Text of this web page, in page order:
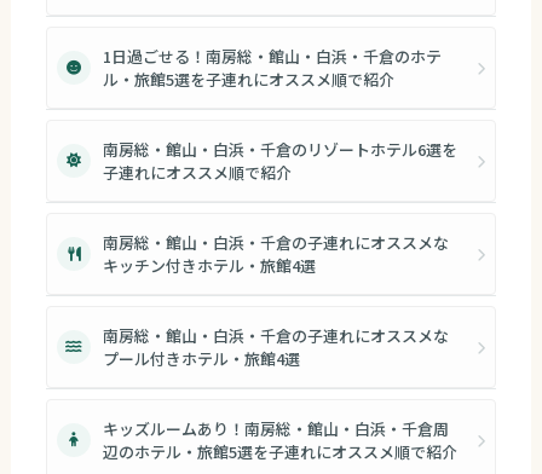
1日過ごせる！南房総・館山・白浜・千倉のホテ
ル・旅館5選を子連れにオススメ順で紹介
南房総・館山・白浜・千倉のリゾートホテル6選を
子連れにオススメ順で紹介
南房総・館山・白浜・千倉の子連れにオススメな
キッチン付きホテル・旅館4選
南房総・館山・白浜・千倉の子連れにオススメな
プール付きホテル・旅館4選
キッズルームあり！南房総・館山・白浜・千倉周
辺のホテル・旅館5選を子連れにオススメ順で紹介